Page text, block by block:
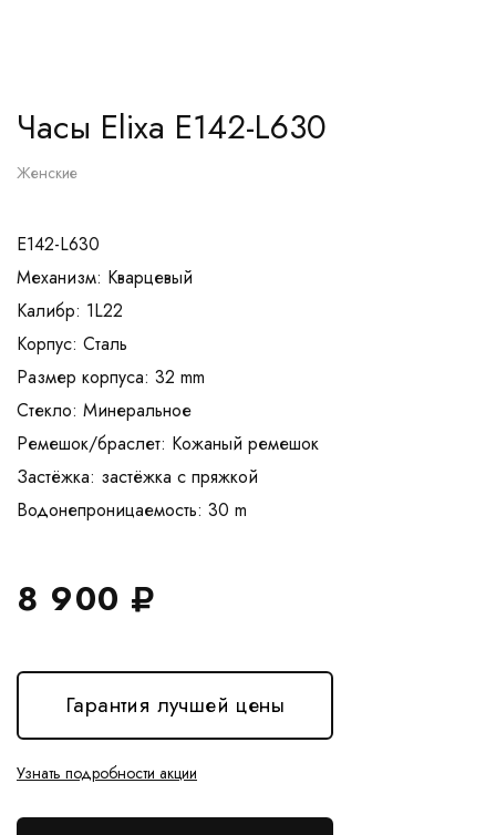
Часы Elixa E142-L630
Женские
E142-L630
Механизм: Кварцевый
Калибр: 1L22
Корпус: Сталь
Размер корпуса: 32 mm
Стекло: Минеральное
Ремешок/браслет: Кожаный ремешок
Застёжка: застёжка с пряжкой
8 900
Гарантия лучшей цены
Узнать подробности акции